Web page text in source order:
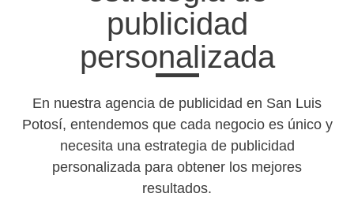
publicidad
personalizada
En nuestra agencia de publicidad en San Luis
Potosí, entendemos que cada negocio es único y
necesita una estrategia de publicidad
personalizada para obtener los mejores
resultados.